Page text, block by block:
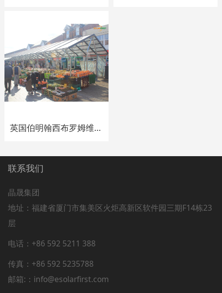
英国伯明翰西布罗姆维奇200kWp太阳能市场摊位
联系我们
晶晟集团
地址： 福建省厦门市集美区火炬高新区软件园三期F14栋23
层
电话：+86 592 5211 388
传真：+86 592 5235788
邮箱:：info@esolarfirst.com